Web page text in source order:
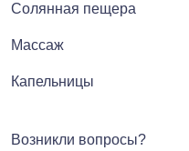
Солянная пещера
Массаж
Капельницы
Возникли вопросы?